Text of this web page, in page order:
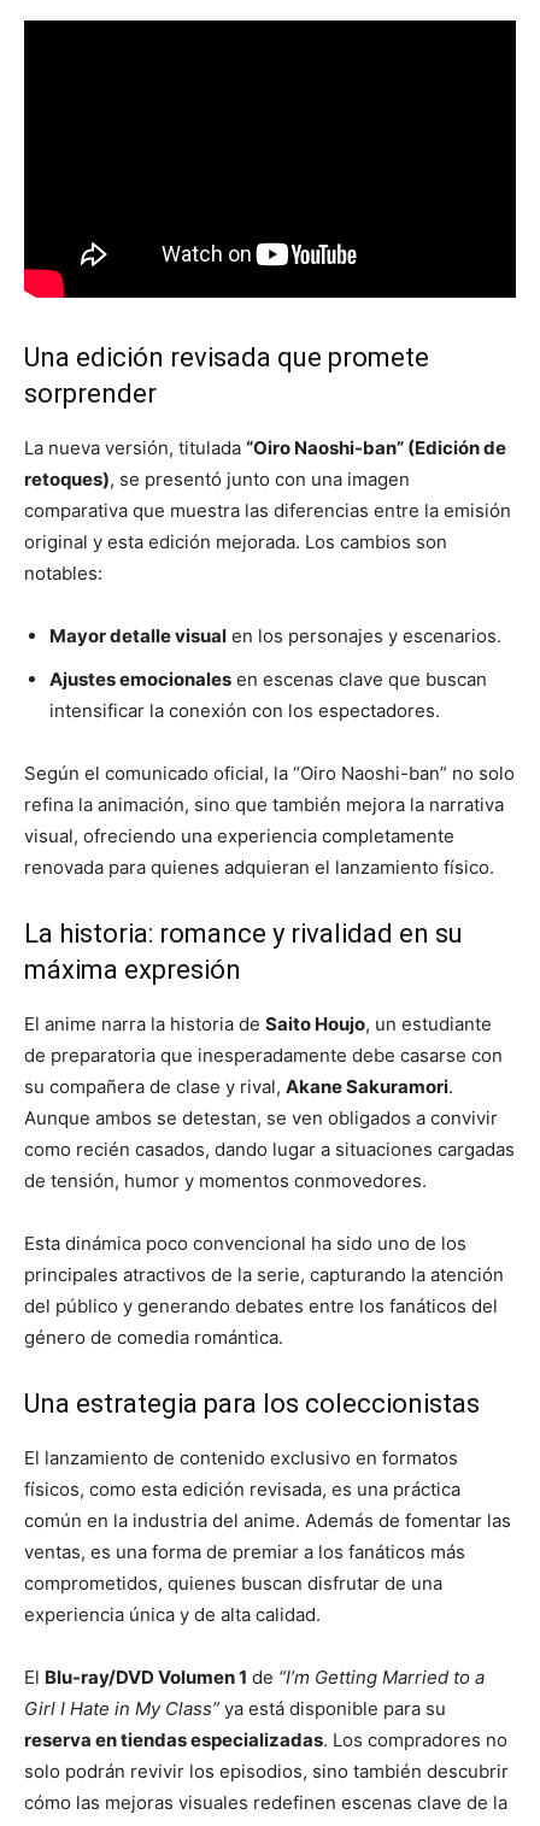
Una edición revisada que promete
sorprender
La nueva versión, titulada “Oiro Naoshi-ban” (Edición de
retoques), se presentó junto con una imagen
comparativa que muestra las diferencias entre la emisión
original y esta edición mejorada. Los cambios son
notables:
Mayor detalle visual en los personajes y escenarios.
Ajustes emocionales en escenas clave que buscan
intensificar la conexión con los espectadores.
Según el comunicado oficial, la “Oiro Naoshi-ban” no solo
refina la animación, sino que también mejora la narrativa
visual, ofreciendo una experiencia completamente
renovada para quienes adquieran el lanzamiento físico.
La historia: romance y rivalidad en su
máxima expresión
El anime narra la historia de Saito Houjo, un estudiante
de preparatoria que inesperadamente debe casarse con
su compañera de clase y rival, Akane Sakuramori.
Aunque ambos se detestan, se ven obligados a convivir
como recién casados, dando lugar a situaciones cargadas
de tensión, humor y momentos conmovedores.
Esta dinámica poco convencional ha sido uno de los
principales atractivos de la serie, capturando la atención
del público y generando debates entre los fanáticos del
género de comedia romántica.
Una estrategia para los coleccionistas
El lanzamiento de contenido exclusivo en formatos
físicos, como esta edición revisada, es una práctica
común en la industria del anime. Además de fomentar las
ventas, es una forma de premiar a los fanáticos más
comprometidos, quienes buscan disfrutar de una
experiencia única y de alta calidad.
El Blu-ray/DVD Volumen 1 de “I’m Getting Married to a
Girl I Hate in My Class” ya está disponible para su
reserva en tiendas especializadas. Los compradores no
solo podrán revivir los episodios, sino también descubrir
cómo las mejoras visuales redefinen escenas clave de la